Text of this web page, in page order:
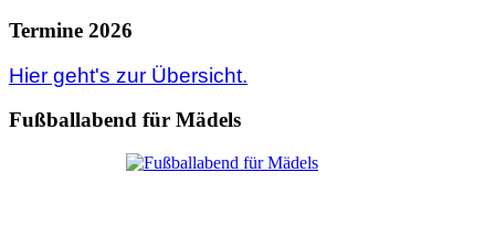
Termine 2026
Hier geht's zur Übersicht.
Fußballabend für Mädels